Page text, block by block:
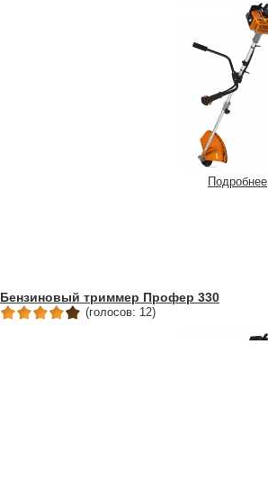
Подробнее
Бензиновый триммер Профер 330
(голосов: 12)